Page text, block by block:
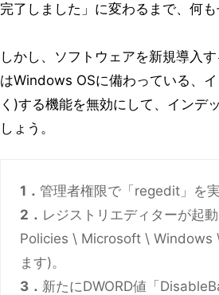
完了しました」に変わるまで、何
しかし、ソフトウェアを新規導入
はWindows OSに備わっている、
く)する機能を無効にして、インデ
しょう。
1． 管理者権限で「regedit」を実
2． レジストリエディターが起
Policies \ Microsoft \ Windows
ます)。
3． 新たにDWORD値「